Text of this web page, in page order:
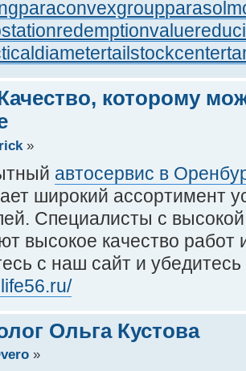
paraconvexgroup
redemptionvalue
tailstockcenter
которому
»
автосервис в
широкий ассортимент
Специалисты с
высокое качество
с наш сайт и
Ольга Кустова
»